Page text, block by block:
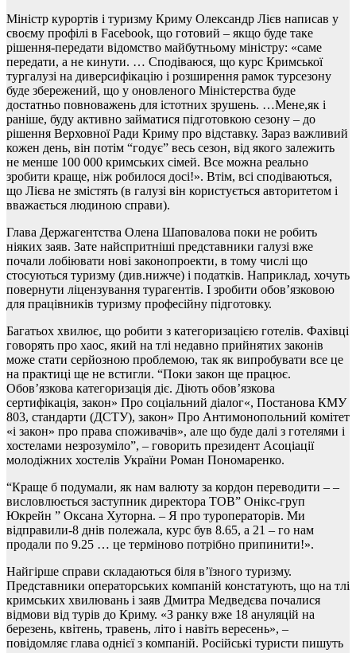
Міністр курортів і туризму Криму Олександр Лієв написав у
своєму профілі в Facebook, що готовий – якщо буде таке
рішення-передати відомство майбутньому міністру: «саме
передати, а не кинути. … Сподіваюся, що курс Кримської
тургалузі на диверсифікацію і розширення рамок турсезону
буде збережений, що у оновленого Міністерства буде
достатньо повноважень для істотних зрушень. …Мене,як і
раніше, буду активно займатися підготовкою сезону – до
рішення Верховної Ради Криму про відставку. Зараз важливий
кожен день, він потім “годує” весь сезон, від якого залежить
не менше 100 000 кримських сімей. Все можна реально
зробити краще, ніж робилося досі!». Втім, всі сподіваються,
що Лієва не змістять (в галузі він користується авторитетом і
вважається людиною справи).
Глава Держагентства Олена Шаповалова поки не робить
ніяких заяв. Зате найспритніші представники галузі вже
почали лобіювати нові законопроекти, в тому числі що
стосуються туризму (див.нижче) і податків. Наприклад, хочуть
повернути ліцензування турагентів. І зробити обов’язковою
для працівників туризму професійну підготовку.
Багатьох хвилює, що робити з категоризацією готелів. Фахівці
говорять про хаос, який на тлі недавно прийнятих законів
може стати серйозною проблемою, так як випробувати все це
на практиці ще не встигли. “Поки закон ще працює.
Обов’язкова категоризація діє. Діють обов’язкова
сертифікація, закон» Про соціальний діалог«, Постанова КМУ
803, стандарти (ДСТУ), закон» Про Антимонопольний комітет
«і закон» про права споживачів», але що буде далі з готелями і
хостелами незрозуміло”, – говорить президент Асоціації
молодіжних хостелів України Роман Пономаренко.
“Краще б подумали, як нам валюту за кордон переводити – –
висловлюється заступник директора ТОВ” Онікс-груп
Юкрейн ” Оксана Хуторна. – Я про туроператорів. Ми
відправили-8 днів полежала, курс був 8.65, а 21 – го нам
продали по 9.25 … це терміново потрібно припинити!».
Найгірше справи складаються біля в’їзного туризму.
Представники операторських компаній констатують, що на тлі
кримських хвилювань і заяв Дмитра Медведєва почалися
відмови від турів до Криму. «З ранку вже 18 ануляцій на
березень, квітень, травень, літо і навіть вересень», –
повідомляє глава однієї з компаній. Російські туристи пишуть